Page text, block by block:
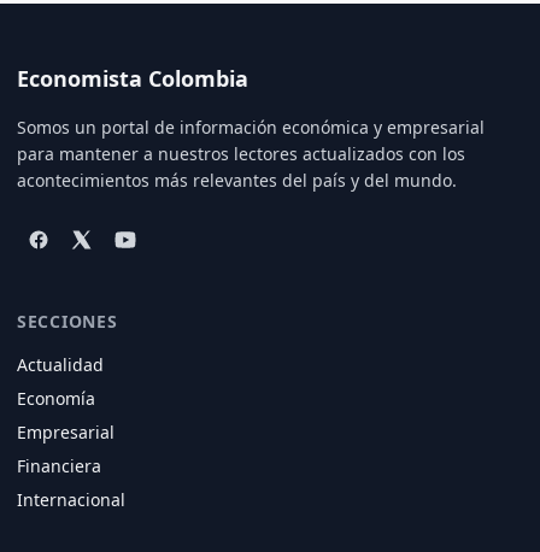
Economista Colombia
Somos un portal de información económica y empresarial
para mantener a nuestros lectores actualizados con los
acontecimientos más relevantes del país y del mundo.
SECCIONES
Actualidad
Economía
Empresarial
Financiera
Internacional